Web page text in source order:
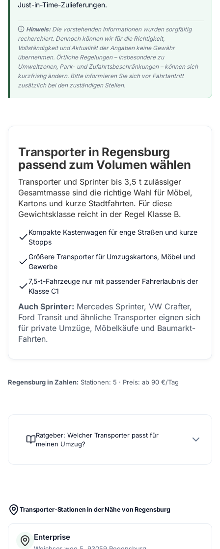
Just-in-Time-Zulieferungen.
Hinweis:Die vorstehenden Informationen wurden sorgfältig
recherchiert. Dennoch können wir für die Richtigkeit,
Vollständigkeit und Aktualität der Angaben keine Gewähr
übernehmen. Örtliche Regelungen – insbesondere zu
Umweltzonen, Park- und Zufahrtsbeschränkungen – können sich
kurzfristig ändern. Bitte informieren Sie sich vor Fahrtantritt
zusätzlich bei den zuständigen Stellen.
Transporter in Regensburg
passend zum Volumen wählen
Transporter und Sprinter bis 3,5 t zulässiger
Gesamtmasse sind die richtige Wahl für Möbel,
Kartons und kurze Stadtfahrten. Für diese
Gewichtsklasse reicht in der Regel Klasse B.
Kompakte Kastenwagen für enge Straßen und kurze
Stopps
Größere Transporter für Umzugskartons, Möbel und
Gewerbe
7,5-t-Fahrzeuge nur mit passender Fahrerlaubnis der
Klasse C1
Auch Sprinter: Mercedes Sprinter, VW Crafter,
Ford Transit und ähnliche Transporter eignen sich
für private Umzüge, Möbelkäufe und Baumarkt-
Fahrten.
Regensburg in Zahlen: Stationen: 5 · Preis: ab 90 €/Tag
Ratgeber: Welcher Transporter passt für
meinen Umzug?
Transporter-Stationen in der Nähe von Regensburg
Enterprise